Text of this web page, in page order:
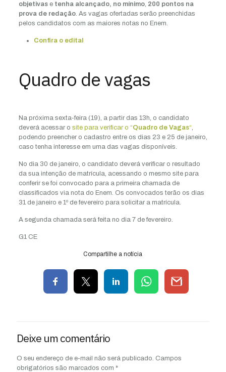
objetivase tenha alcançado, no mínimo, 200 pontos na
prova de redação. As vagas ofertadas serão preenchidas
pelos candidatos com as maiores notas no Enem.
Confira o edital
Quadro de vagas
Na próxima sexta-feira (19), a partir das 13h, o candidato
deverá acessar o site para verificar o “Quadro de Vagas“,
podendo preencher o cadastro entre os dias 23 e 25 de janeiro,
caso tenha interesse em uma das vagas disponíveis.
No dia 30 de janeiro, o candidato deverá verificar o resultado
da sua intenção de matrícula, acessando o mesmo site para
conferir se foi convocado para a primeira chamada de
classificados via nota do Enem. Os convocados terão os dias
31 de janeiro e 1º de fevereiro para solicitar a matrícula.
A segunda chamada será feita no dia 7 de fevereiro.
G1 CE
Compartilhe a notícia
Deixe um comentário
O seu endereço de e-mail não será publicado. Campos
obrigatórios são marcados com *